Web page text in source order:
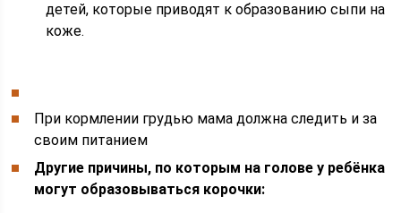
детей, которые приводят к образованию сыпи на
коже.
При кормлении грудью мама должна следить и за
своим питанием
Другие причины, по которым на голове у ребёнка
могут образовываться корочки: